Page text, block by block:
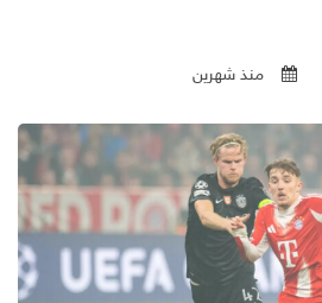
منذ شهرين